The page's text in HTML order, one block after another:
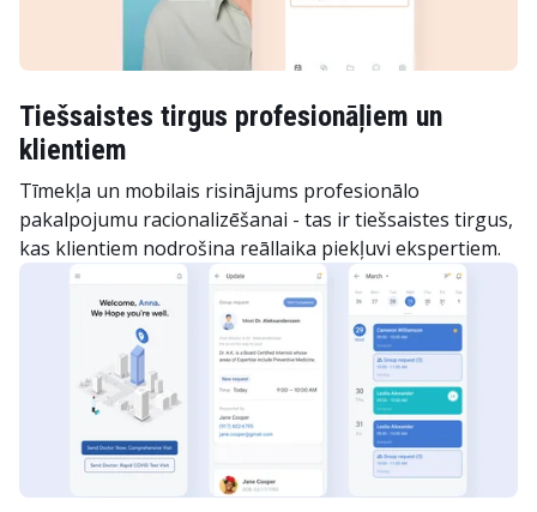
Tiešsaistes tirgus profesionāļiem un
klientiem
Tīmekļa un mobilais risinājums profesionālo
pakalpojumu racionalizēšanai - tas ir tiešsaistes tirgus,
kas klientiem nodrošina reāllaika piekļuvi ekspertiem.